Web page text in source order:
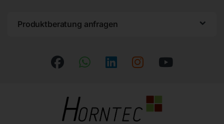
Produktberatung anfragen